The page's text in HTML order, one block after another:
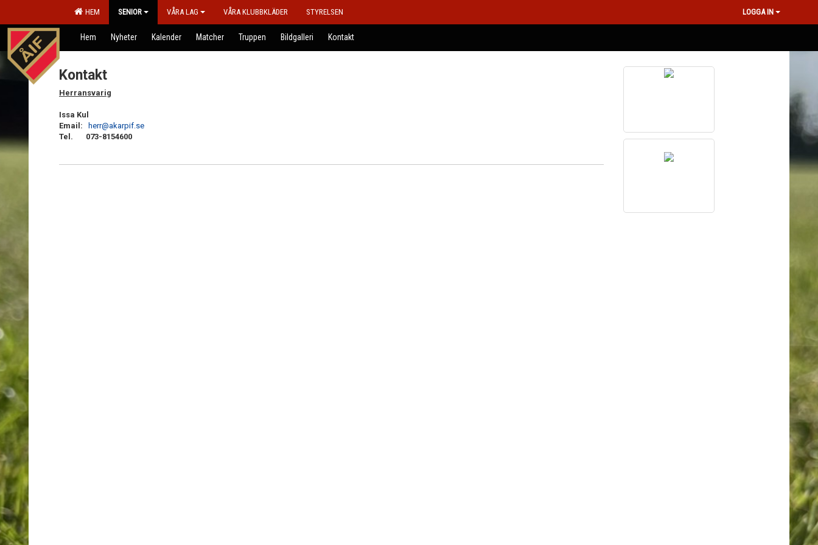
HEM SENIOR VÅRA LAG VÅRA KLUBBKLÄDER STYRELSEN LOGGA IN
Hem Nyheter Kalender Matcher Truppen Bildgalleri Kontakt
Kontakt
Herransvarig
Issa Kul
Email:
herr@akarpif.se
Tel. 073-8154600